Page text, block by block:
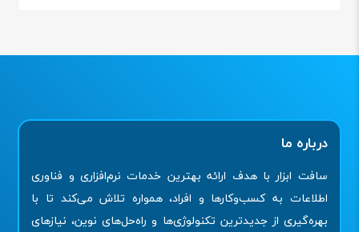
درباره ما
سافت ابزار با هدف ارائه بهترین خدمات نرم‌افزاری و فناوری
اطلاعات به کسب‌وکارها و افراد، همواره تلاش می‌کند تا با
بهره‌گیری از جدیدترین تکنولوژی‌ها و راه‌حل‌های نوین، نیازهای